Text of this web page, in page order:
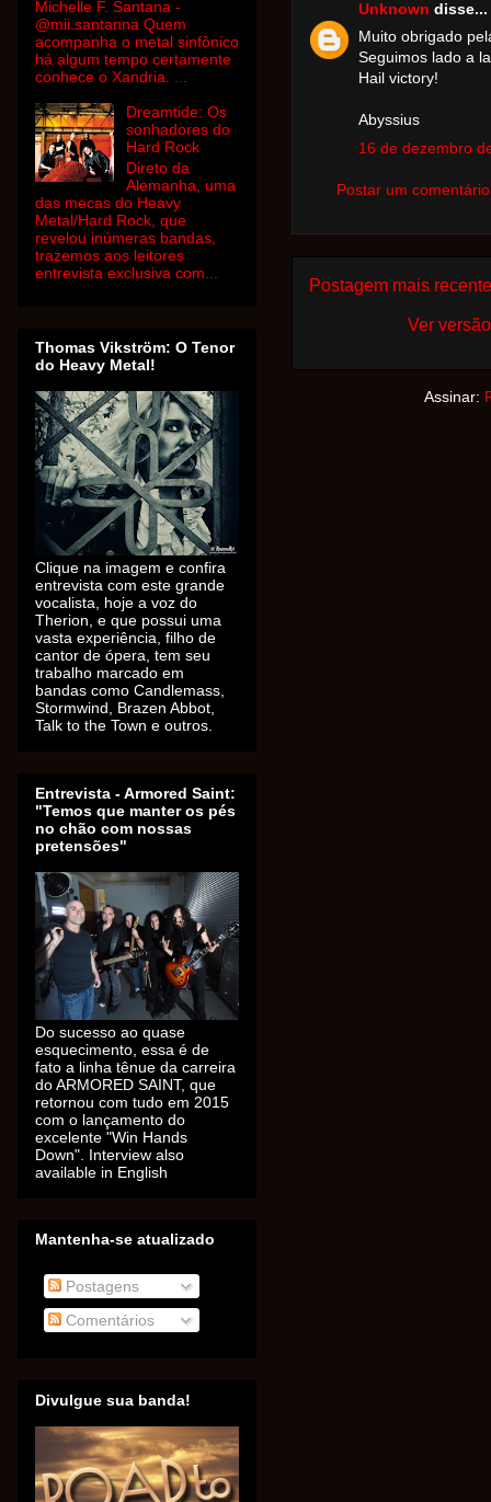
Unknown disse...
Muito obrigado
Seguimos lado a
Hail victory!
Abyssius
16 de dezembro
Postar um comentário
Postagem mais recente
Ver
Assinar:
Michelle F. Santana -
@mii.santanna Quem
acompanha o metal sinfônico
há algum tempo certamente
conhece o Xandria. ...
Dreamtide: Os
sonhadores do
Hard Rock
Direto da
Alemanha, uma
das mecas do Heavy
Metal/Hard Rock, que
revelou inúmeras bandas,
trazemos aos leitores
entrevista exclusiva com...
Thomas Vikström: O Tenor
do Heavy Metal!
Clique na imagem e confira
entrevista com este grande
vocalista, hoje a voz do
Therion, e que possui uma
vasta experiência, filho de
cantor de ópera, tem seu
trabalho marcado em
bandas como Candlemass,
Stormwind, Brazen Abbot,
Talk to the Town e outros.
Entrevista - Armored Saint:
"Temos que manter os pés
no chão com nossas
pretensões"
Do sucesso ao quase
esquecimento, essa é de
fato a linha tênue da carreira
do ARMORED SAINT, que
retornou com tudo em 2015
com o lançamento do
excelente "Win Hands
Down". Interview also
available in English
Mantenha-se atualizado
Postagens
Comentários
Divulgue sua banda!